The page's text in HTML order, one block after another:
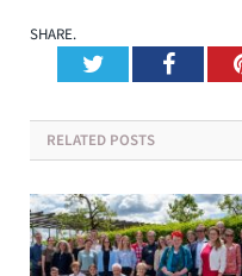
SHARE.
Twitter
RELATED POSTS